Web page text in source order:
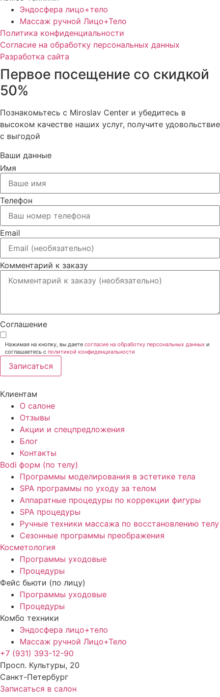
Эндосфера лицо+тело
Массаж ручной Лицо+Тело
Политика конфиденциальности
Cогласие на обработку персональных данных
Разработка сайта
Первое посещение со скидкой
50%
Познакомьтесь с Miroslav Сenter и убедитесь в
высоком качестве наших услуг, получите удовольствие
с выгодой
Ваши данные
Имя
Телефон
Email
Комментарий к заказу
Соглашение
Нажимая на кнопку, вы даете согласие на обработку персональных данных и
соглашаетесь c политикой конфиденциальности
Записаться
Клиентам
О салоне
Отзывы
Акции и спецпредложения
Блог
Контакты
Bodi форм (по телу)
Программы моделирования в эстетике тела
SPA программы по уходу за телом
Аппаратные процедуры по коррекции фигуры
SPA процедуры
Ручные техники массажа по восстановлению телу
Сезонные программы преображения
Косметология
Программы уходовые
Процедуры
Фейс бьюти (по лицу)
Программы уходовые
Процедуры
Комбо техники
Эндосфера лицо+тело
Массаж ручной Лицо+Тело
+7 (931) 393-12-90
Просп. Культуры, 20
Санкт-Петербург
Записаться в салон